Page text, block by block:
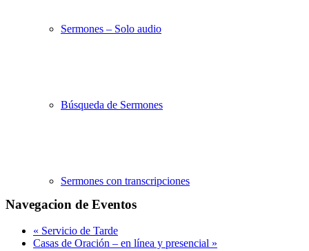
Sermones – Solo audio
Búsqueda de Sermones
Sermones con transcripciones
Navegacion de Eventos
« Servicio de Tarde
Casas de Oración – en línea y presencial »